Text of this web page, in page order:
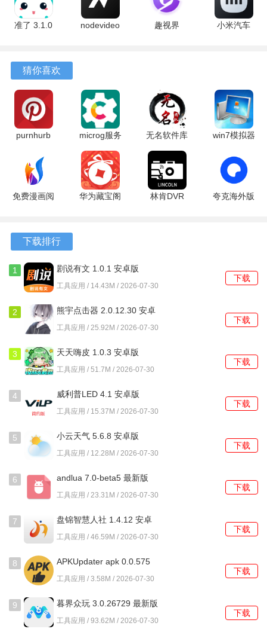
软件亮点
降低了使用门槛和潜在风险。
2、能够对安卓系统内置的预装项目进行管理，这是许多同类
工具所不具备的能力。
源控制，避免自身成为资源消耗源。
软件功能
用户每次手动操作。
少不必要的后台活动。
便于分析和调整策略。
同的方案之间进行切换。
1、首次启动后，根据屏幕提示授予必要的系统辅助功能权
2、在主列表界面，勾选需要被管理的项目名称，可以多选，
点击底部的加号按钮将其添加到管理列表。
3、长按已添加列表中的某个项目，在弹出的菜单中选择管理
策略，例如设置为强制锁定或智能管理。
4、进入设置菜单，找到智能管理间隔选项，将默认的7天修
改为更短或更长的时间，以符合个人使用习惯。
最新版
准了 3.1.0
nodevideo
趣视界
小米汽车
猜你喜欢
purnhurb
microg服务
华为版
0.3.16.252432-
hw 安卓版
无名软件库
1.1 安卓版
win7模拟器
版
免费漫画阅
卓版
华为藏宝阁
林肯DVR
夸克海外版
下载排行
1 剧说有文 1.0.1 安卓版
工具应用 / 14.43M / 2026-07-30
下载
2
熊宇点击器 2.0.12.30 安卓
版
工具应用 / 25.92M / 2026-07-30
下载
3 天天嗨皮 1.0.3 安卓版
工具应用 / 51.7M / 2026-07-30
下载
4 威利普LED 4.1 安卓版
工具应用 / 15.37M / 2026-07-30
下载
5 小云天气 5.6.8 安卓版
工具应用 / 12.28M / 2026-07-30
下载
6 andlua 7.0-beta5 最新版
工具应用 / 23.31M / 2026-07-30
下载
7
盘锦智慧人社 1.4.12 安卓
版
工具应用 / 46.59M / 2026-07-30
下载
8
APKUpdater apk 0.0.575
安卓版
工具应用 / 3.58M / 2026-07-30
下载
9 暮界众玩 3.0.26729 最新版
工具应用 / 93.62M / 2026-07-30
下载